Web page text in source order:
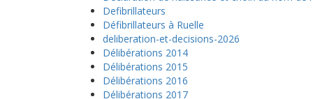
Defibrillateurs
Défibrillateurs à Ruelle
deliberation-et-decisions-2026
Délibérations 2014
Délibérations 2015
Délibérations 2016
Délibérations 2017